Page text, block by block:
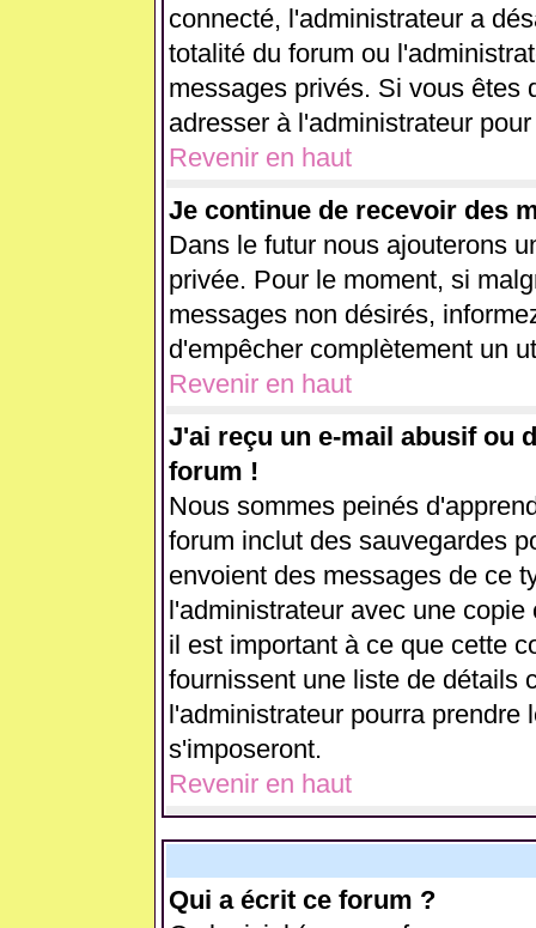
connecté, l'administrateur a
totalité du forum ou
messages privés. Si vous êtes
adresser à l'administrateur
Revenir en haut
Je continue de recevoir des
Dans le futur nous ajouterons
privée. Pour le moment, si
messages non désirés,
d'empêcher complètement un
Revenir en haut
J'ai reçu un e-mail abusif ou
forum !
Nous sommes peinés
forum inclut des sauvegardes
envoient des messages de ce
l'administrateur avec une
il est important à ce que cette
fournissent une liste de détails
l'administrateur pourra prendre
s'imposeront.
Revenir en haut
Qui a écrit ce forum ?